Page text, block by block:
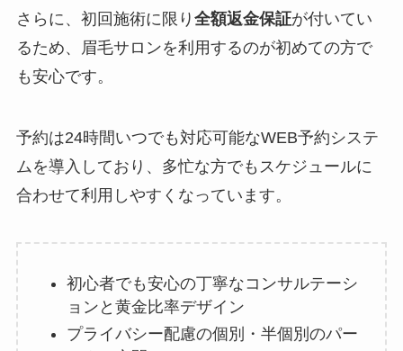
さらに、初回施術に限り 全額返金保証が付いてい
るため、眉毛サロンを利用するのが初めての方で
も安心です。
予約は24時間いつでも対応可能なWEB予約システ
ムを導入しており、多忙な方でもスケジュールに
合わせて利用しやすくなっています。
初心者でも安心の丁寧なコンサルテーシ
ョンと黄金比率デザイン
プライバシー配慮の個別・半個別のパー